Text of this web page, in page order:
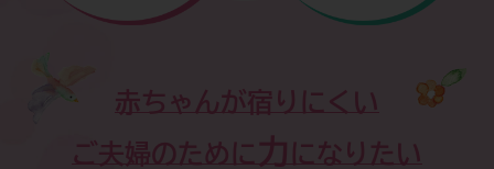
赤ちゃんが宿りにくい
ご夫婦のために 力 になりたい